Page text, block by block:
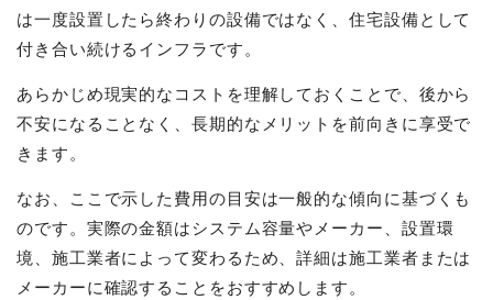
は一度設置したら終わりの設備ではなく、住宅設備として
付き合い続けるインフラです。
あらかじめ現実的なコストを理解しておくことで、後から
不安になることなく、長期的なメリットを前向きに享受で
きます。
なお、ここで示した費用の目安は一般的な傾向に基づくも
のです。実際の金額はシステム容量やメーカー、設置環
境、施工業者によって変わるため、詳細は施工業者または
メーカーに確認することをおすすめします。